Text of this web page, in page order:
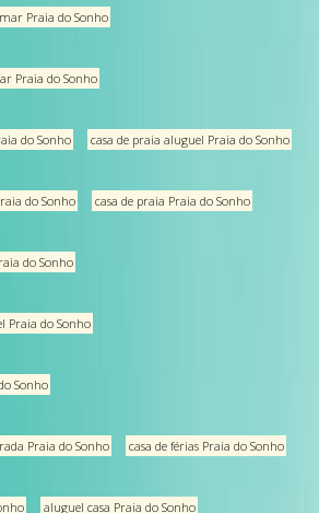
Praia do Sonho
Praia do Sonho
do Sonho casa de praia aluguel Praia do Sonho
do Sonho casa de praia Praia do Sonho
do Sonho
Praia do Sonho
Sonho
Praia do Sonho casa de férias Praia do Sonho
aluguel casa Praia do Sonho